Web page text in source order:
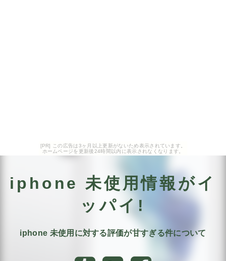
[PR] この広告は3ヶ月以上更新がないため表示されています。
ホームページを更新後24時間以内に表示されなくなります。
iphone 未使用情報がイ
ッパイ!
iphone 未使用に対する評価が甘すぎる件について